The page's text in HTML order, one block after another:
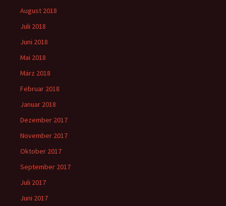
August 2018
Juli 2018
Juni 2018
Mai 2018
März 2018
Februar 2018
Januar 2018
Dezember 2017
November 2017
Oktober 2017
September 2017
Juli 2017
Juni 2017